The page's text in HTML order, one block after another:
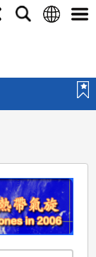
搜
语
选